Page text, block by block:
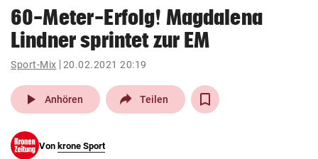
account_circle Anmelden
pin_drop
Wien arrow_right
60-Meter-Erfolg! Magdalena
Lindner sprintet zur EM
Sport-Mix 20.02.2021 20:19
play_arrow Anhören Teilen
Von krone Sport